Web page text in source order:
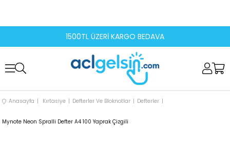
1500TL ÜZERİ KARGO BEDAVA
Anasayfa Kırtasiye Defterler Ve Bloknotlar Defterler
Mynote Neon Spralli Defter A4 100 Yaprak Çizgili